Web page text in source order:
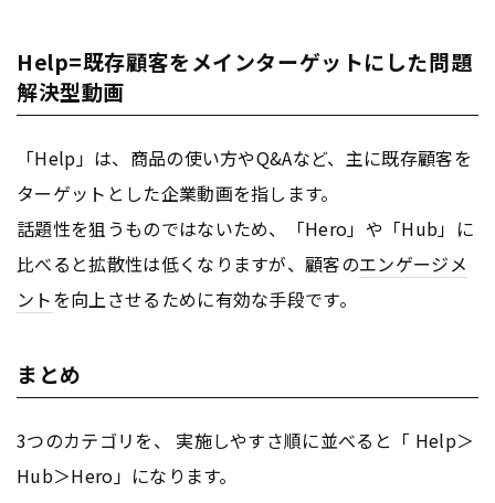
Help=既存顧客をメインターゲットにした問題
解決型動画
「Help」は、商品の使い方やQ&Aなど、主に既存顧客を
ターゲットとした企業動画を指します。
話題性を狙うものではないため、「Hero」や「Hub」に
比べると拡散性は低くなりますが、顧客のエンゲージメ
ントを向上させるために有効な手段です。
まとめ
3つのカテゴリを、 実施しやすさ順に並べると「 Help＞
Hub＞Hero」になります。